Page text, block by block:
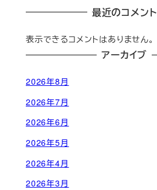
最近のコメント
表示できるコメントはありません。
アーカイブ
2026年8月
2026年7月
2026年6月
2026年5月
2026年4月
2026年3月